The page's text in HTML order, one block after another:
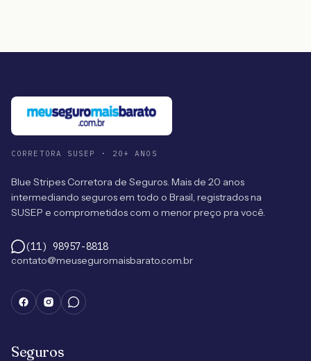
CORRETORA SUSEP · 20+ ANOS
Blue Stripes Corretora de Seguros. Mais de 20 anos
intermediando seguros em todo o Brasil, registrados na
SUSEP e comprometidos com o menor preço pra você.
(11) 98957-8818
contato@meuseguromaisbarato.com.br
Seguros